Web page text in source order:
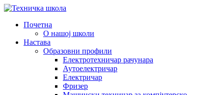
Почетна
О нашој школи
Настава
Образовни профили
Електротехничар рачунара
Аутоелектричар
Електричар
Фризер